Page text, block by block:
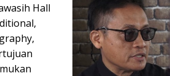
Hall